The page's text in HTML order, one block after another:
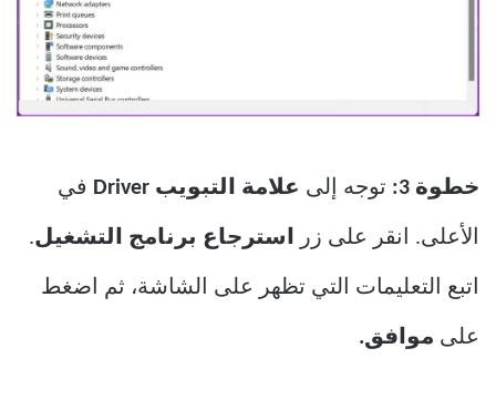
خطوة 3: توجه إلى علامة التبويب Driver في
الأعلى. انقر على زر استرجاع برنامج التشغيل.
اتبع التعليمات التي تظهر على الشاشة، ثم اضغط
على موافق.